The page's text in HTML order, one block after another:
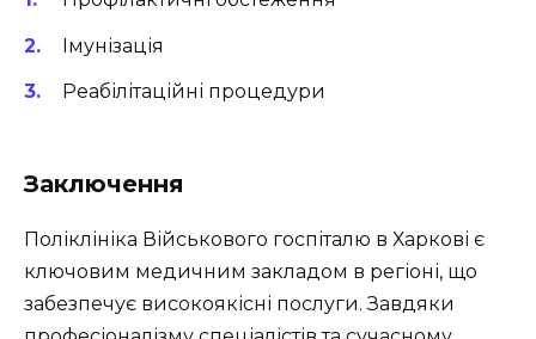
Імунізація
Реабілітаційні процедури
Заключення
Поліклініка Військового госпіталю в Харкові є
ключовим медичним закладом в регіоні, що
забезпечує високоякісні послуги. Завдяки